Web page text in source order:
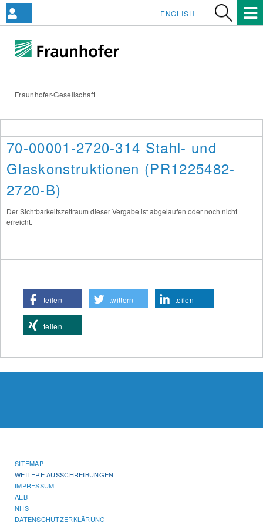
Fraunhofer-Gesellschaft
ENGLISH
70-00001-2720-314 Stahl- und
Glaskonstruktionen (PR1225482-
2720-B)
Der Sichtbarkeitszeitraum dieser Vergabe ist abgelaufen oder noch nicht
erreicht.
teilen twittern teilen
teilen
SITEMAP
WEITERE AUSSCHREIBUNGEN
IMPRESSUM
AEB
NHS
DATENSCHUTZERKLÄRUNG